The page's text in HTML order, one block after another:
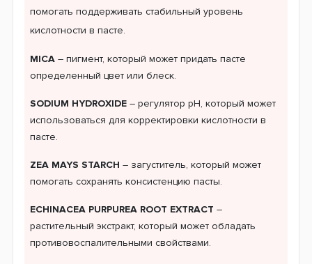
помогать поддерживать стабильный уровень
кислотности в пасте.
MICA – пигмент, который может придать пасте
определенный цвет или блеск.
SODIUM HYDROXIDE – регулятор pH, который может
использоваться для корректировки кислотности в
пасте.
ZEA MAYS STARCH – загуститель, который может
помогать сохранять консистенцию пасты.
ECHINACEA PURPUREA ROOT EXTRACT –
растительный экстракт, который может обладать
противовоспалительными свойствами.